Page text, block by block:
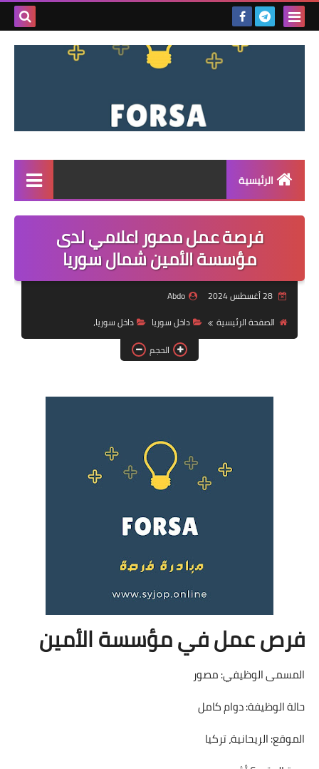
بحث
الرئيسية
القائمة
مناقصات
فرص عمل داخل سوريا
فرص عمل في العراق
فرص عمل في اليمن
فرص عمل في السودان
فرصة عمل مصور اعلامي لدى
مؤسسة الأمين شمال سوريا
28 أغسطس 2024
Abdo
الصفحة الرئيسية
داخل سوريا
داخل سوريا،
الحجم
فرص عمل في مؤسسة الأمين
المسمى الوظيفي: مصور
حالة الوظيفة: دوام كامل
الموقع: الريحانية، تركيا